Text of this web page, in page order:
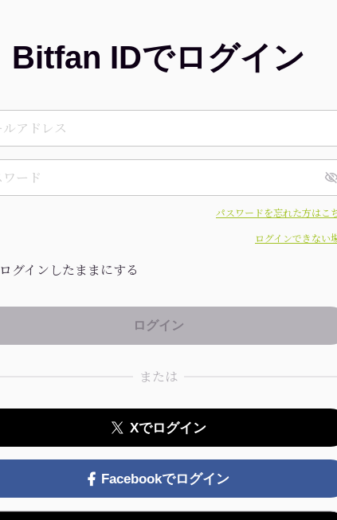
Bitfan IDでログイン
パスワードを忘れた方はこ
ログインできない
ログインしたままにする
または
Xでログイン
Facebookでログイン